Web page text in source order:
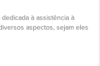
à assistência à
aspectos, sejam eles